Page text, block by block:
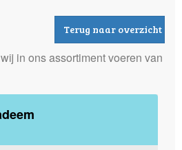
Terug naar overzicht
in ons assortiment voeren van